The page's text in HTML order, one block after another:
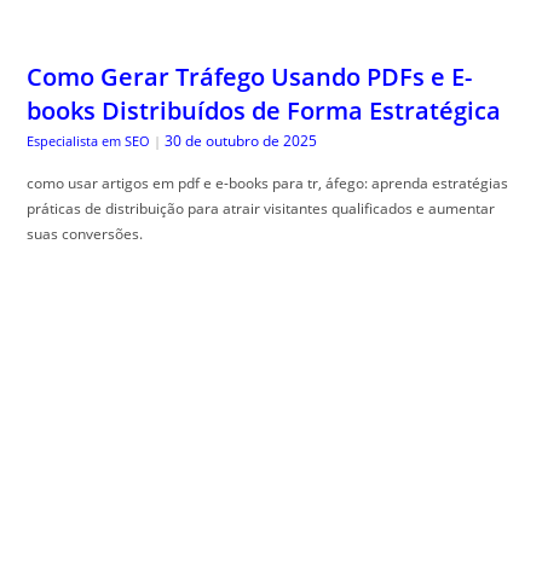
Como Gerar Tráfego Usando PDFs e E-
books Distribuídos de Forma Estratégica
Especialista em SEO | 30 de outubro de 2025
como usar artigos em pdf e e-books para tr, áfego: aprenda estratégias
práticas de distribuição para atrair visitantes qualificados e aumentar
suas conversões.